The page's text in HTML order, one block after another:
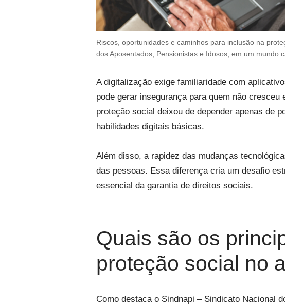
Riscos, oportunidades e caminhos para inclusão na
dos Aposentados, Pensionistas e Idosos, em um mundo
A digitalização exige familiaridade com
pode gerar insegurança para quem não
proteção social deixou de depender apenas de
habilidades digitais básicas.
Além disso, a rapidez das mudanças
das pessoas. Essa diferença cria um desafio
essencial da garantia de direitos sociais.
Quais são os
proteção social no
Como destaca o Sindnapi – Sindicato Nacional